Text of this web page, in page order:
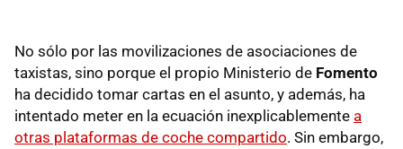
No sólo por las movilizaciones de asociaciones de
taxistas, sino porque el propio Ministerio de Fomento
ha decidido tomar cartas en el asunto, y además, ha
intentado meter en la ecuación inexplicablemente a
otras plataformas de coche compartido. Sin embargo,